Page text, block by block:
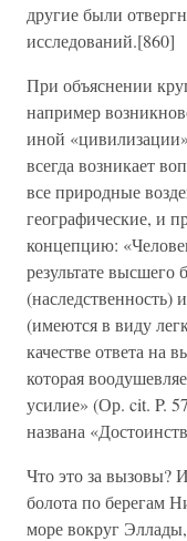
другие были
исследований.[860]
При объяснении
например
иной
всегда возникает
все природные
географические, и
концепцию:
результате высшего
(наследственность)
(имеются в виду
качестве ответа на
которая
усилие» (Ор. cit. P.
названа
Что это за вызовы?
болота по берегам
море вокруг